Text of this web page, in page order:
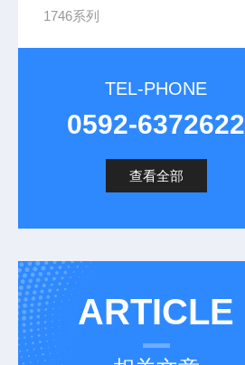
1746系列
TEL-PHONE
0592-6372622
查看全部
ARTICLE